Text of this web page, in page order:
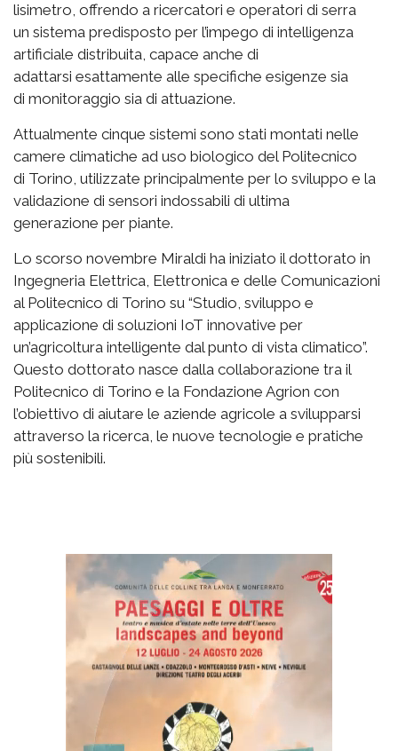
lisimetro, offrendo a ricercatori e operatori di serra
un sistema predisposto per l’impego di intelligenza
artificiale distribuita, capace anche di
adattarsi esattamente alle specifiche esigenze sia
di monitoraggio sia di attuazione.
Attualmente cinque sistemi sono stati montati nelle
camere climatiche ad uso biologico del Politecnico
di Torino, utilizzate principalmente per lo sviluppo e la
validazione di sensori indossabili di ultima
generazione per piante.
Lo scorso novembre Miraldi ha iniziato il dottorato in
Ingegneria Elettrica, Elettronica e delle Comunicazioni
al Politecnico di Torino su “Studio, sviluppo e
applicazione di soluzioni IoT innovative per
un’agricoltura intelligente dal punto di vista climatico”.
Questo dottorato nasce dalla collaborazione tra il
Politecnico di Torino e la Fondazione Agrion con
l’obiettivo di aiutare le aziende agricole a svilupparsi
attraverso la ricerca, le nuove tecnologie e pratiche
più sostenibili.